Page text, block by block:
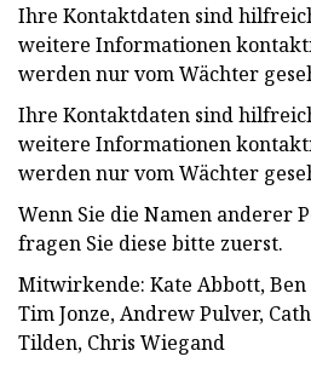
Ihre Kontaktdaten sind
weitere Informationen
werden nur vom Wächter
Ihre Kontaktdaten sind
weitere Informationen
werden nur vom Wächter
Wenn Sie die Namen anderer
fragen Sie diese bitte zuerst.
Mitwirkende: Kate Abbott, Ben
Tim Jonze, Andrew Pulver,
Tilden, Chris Wiegand